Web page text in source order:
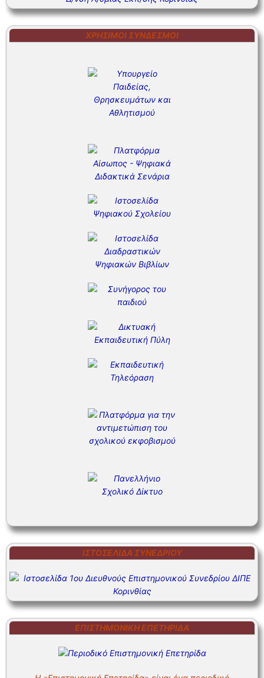
ΧΡΉΣΙΜΟΙ ΣΎΝΔΕΣΜΟΙ
ΙΣΤΟΣΕΛΊΔΑ ΣΥΝΕΔΡΊΟΥ
ΕΠΙΣΤΗΜΟΝΙΚΗ ΕΠΕΤΗΡΙΔΑ